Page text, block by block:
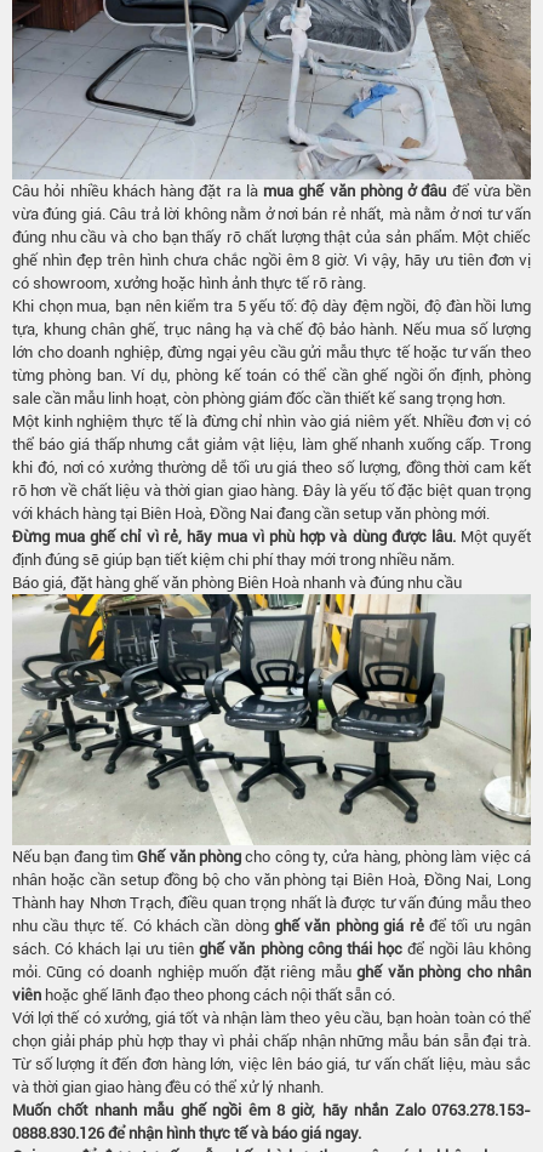
Câu hỏi nhiều khách hàng đặt ra là mua ghế văn phòng ở đâu để vừa bền
vừa đúng giá. Câu trả lời không nằm ở nơi bán rẻ nhất, mà nằm ở nơi tư vấn
đúng nhu cầu và cho bạn thấy rõ chất lượng thật của sản phẩm. Một chiếc
ghế nhìn đẹp trên hình chưa chắc ngồi êm 8 giờ. Vì vậy, hãy ưu tiên đơn vị
có showroom, xưởng hoặc hình ảnh thực tế rõ ràng.
Khi chọn mua, bạn nên kiểm tra 5 yếu tố: độ dày đệm ngồi, độ đàn hồi lưng
tựa, khung chân ghế, trục nâng hạ và chế độ bảo hành. Nếu mua số lượng
lớn cho doanh nghiệp, đừng ngại yêu cầu gửi mẫu thực tế hoặc tư vấn theo
từng phòng ban. Ví dụ, phòng kế toán có thể cần ghế ngồi ổn định, phòng
sale cần mẫu linh hoạt, còn phòng giám đốc cần thiết kế sang trọng hơn.
Một kinh nghiệm thực tế là đừng chỉ nhìn vào giá niêm yết. Nhiều đơn vị có
thể báo giá thấp nhưng cắt giảm vật liệu, làm ghế nhanh xuống cấp. Trong
khi đó, nơi có xưởng thường dễ tối ưu giá theo số lượng, đồng thời cam kết
rõ hơn về chất liệu và thời gian giao hàng. Đây là yếu tố đặc biệt quan trọng
với khách hàng tại Biên Hoà, Đồng Nai đang cần setup văn phòng mới.
Đừng mua ghế chỉ vì rẻ, hãy mua vì phù hợp và dùng được lâu.Một quyết
định đúng sẽ giúp bạn tiết kiệm chi phí thay mới trong nhiều năm.
Báo giá, đặt hàng ghế văn phòng Biên Hoà nhanh và đúng nhu cầu
Nếu bạn đang tìmGhế văn phòng cho công ty, cửa hàng, phòng làm việc cá
nhân hoặc cần setup đồng bộ cho văn phòng tại Biên Hoà, Đồng Nai, Long
Thành hay Nhơn Trạch, điều quan trọng nhất là được tư vấn đúng mẫu theo
nhu cầu thực tế. Có khách cần dòng ghế văn phòng giá rẻđể tối ưu ngân
sách. Có khách lại ưu tiênghế văn phòng công thái họcđể ngồi lâu không
mỏi. Cũng có doanh nghiệp muốn đặt riêng mẫughế văn phòng cho nhân
viên hoặc ghế lãnh đạo theo phong cách nội thất sẵn có.
Với lợi thế có xưởng, giá tốt và nhận làm theo yêu cầu, bạn hoàn toàn có thể
chọn giải pháp phù hợp thay vì phải chấp nhận những mẫu bán sẵn đại trà.
Từ số lượng ít đến đơn hàng lớn, việc lên báo giá, tư vấn chất liệu, màu sắc
và thời gian giao hàng đều có thể xử lý nhanh.
Muốn chốt nhanh mẫu ghế ngồi êm 8 giờ, hãy nhắn Zalo 0763.278.153-
0888.830.126để nhận hình thực tế và báo giá ngay.